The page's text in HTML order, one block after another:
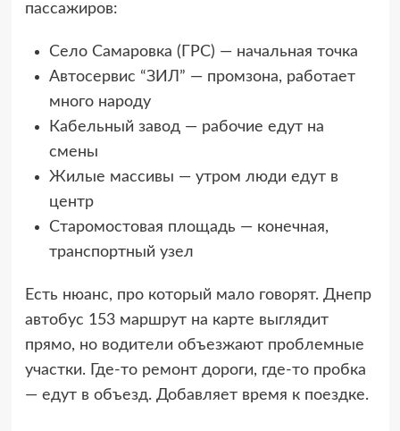
пассажиров:
Село Самаровка (ГРС) — начальная точка
Автосервис “ЗИЛ” — промзона, работает
много народу
Кабельный завод — рабочие едут на
смены
Жилые массивы — утром люди едут в
центр
Старомостовая площадь — конечная,
транспортный узел
Есть нюанс, про который мало говорят. Днепр
автобус 153 маршрут на карте выглядит
прямо, но водители объезжают проблемные
участки. Где-то ремонт дороги, где-то пробка
— едут в объезд. Добавляет время к поездке.